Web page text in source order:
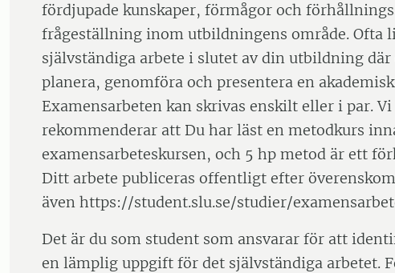
fördjupade kunskaper, förmågor och
frågeställning inom utbildningens område. Ofta
självständiga arbete i slutet av din utbildning där
planera, genomföra och presentera en
Examensarbeten kan skrivas enskilt eller i par. Vi
rekommenderar att Du har läst en metodkurs
examensarbeteskursen, och 5 hp metod är ett
Ditt arbete publiceras offentligt efter
även https://student.slu.se/studier/
Det är du som student som ansvarar för att
en lämplig uppgift för det självständiga arbetet.